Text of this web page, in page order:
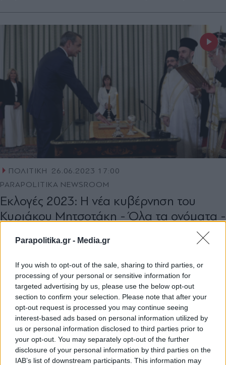
Parapolitika.gr - Media.gr
If you wish to opt-out of the sale, sharing to third parties, or
processing of your personal or sensitive information for
targeted advertising by us, please use the below opt-out
section to confirm your selection. Please note that after your
opt-out request is processed you may continue seeing
interest-based ads based on personal information utilized by
us or personal information disclosed to third parties prior to
your opt-out. You may separately opt-out of the further
disclosure of your personal information by third parties on the
IAB’s list of downstream participants. This information may
ΠΟΛΙΤΙΚΗ
26.06.2023 17:00
PARAPOLITIKA NEWSROOM
Εκλογές 2023: Η νέα κυβέρνηση του
Κυριάκου Μητσοτάκη - Όλα τα ονόματα -